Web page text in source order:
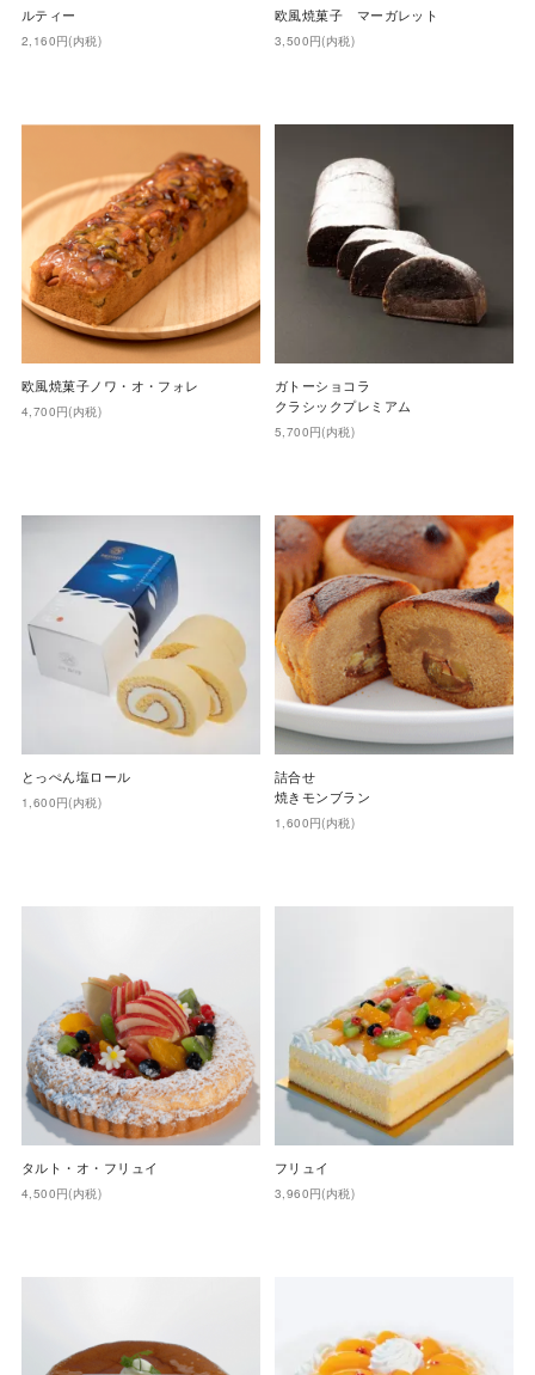
ルティー
2,160円(内税)
欧風焼菓子 マーガレット
3,500円(内税)
欧風焼菓子ノワ・オ・フォレ
4,700円(内税)
ガトーショコラ
クラシックプレミアム
5,700円(内税)
とっぺん塩ロール
1,600円(内税)
詰合せ
焼きモンブラン
1,600円(内税)
タルト・オ・フリュイ
4,500円(内税)
フリュイ
3,960円(内税)